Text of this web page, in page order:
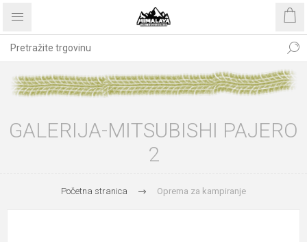
GALERIJA-MITSUBISHI PAJERO
2
Početna stranica Oprema za kampiranje